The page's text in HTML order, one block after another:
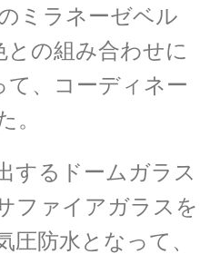
ミラネーゼベル
との組み合わせに
、コーディネー
。
するドームガラス
ファイアガラスを
圧防水となって、